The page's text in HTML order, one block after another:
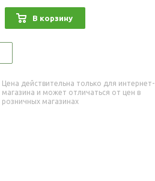
В корзину
Цена действительна только для интернет-
магазина и может отличаться от цен в
розничных магазинах